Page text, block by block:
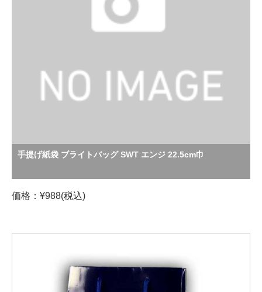
手提げ紙袋 ブライトバッグ SWT エンジ 22.5cm巾
価格：¥988(税込)